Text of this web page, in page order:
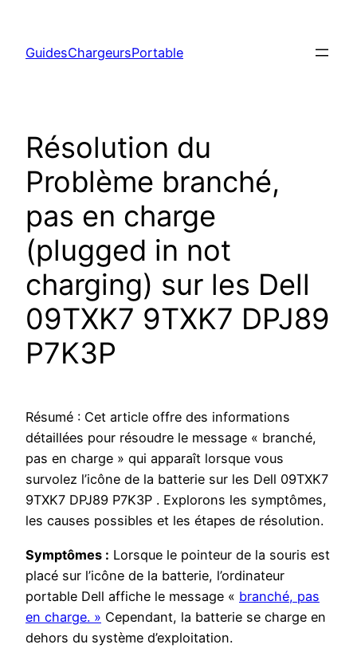
contenu
GuidesChargeursPortable
Résolution du
Problème branché,
pas en charge
(plugged in not
charging) sur les Dell
09TXK7 9TXK7 DPJ89
P7K3P
Résumé : Cet article offre des informations
détaillées pour résoudre le message « branché,
pas en charge » qui apparaît lorsque vous
survolez l’icône de la batterie sur les Dell 09TXK7
9TXK7 DPJ89 P7K3P . Explorons les symptômes,
les causes possibles et les étapes de résolution.
Symptômes : Lorsque le pointeur de la souris est
placé sur l’icône de la batterie, l’ordinateur
portable Dell affiche le message « branché, pas
en charge. » Cependant, la batterie se charge en
dehors du système d’exploitation.